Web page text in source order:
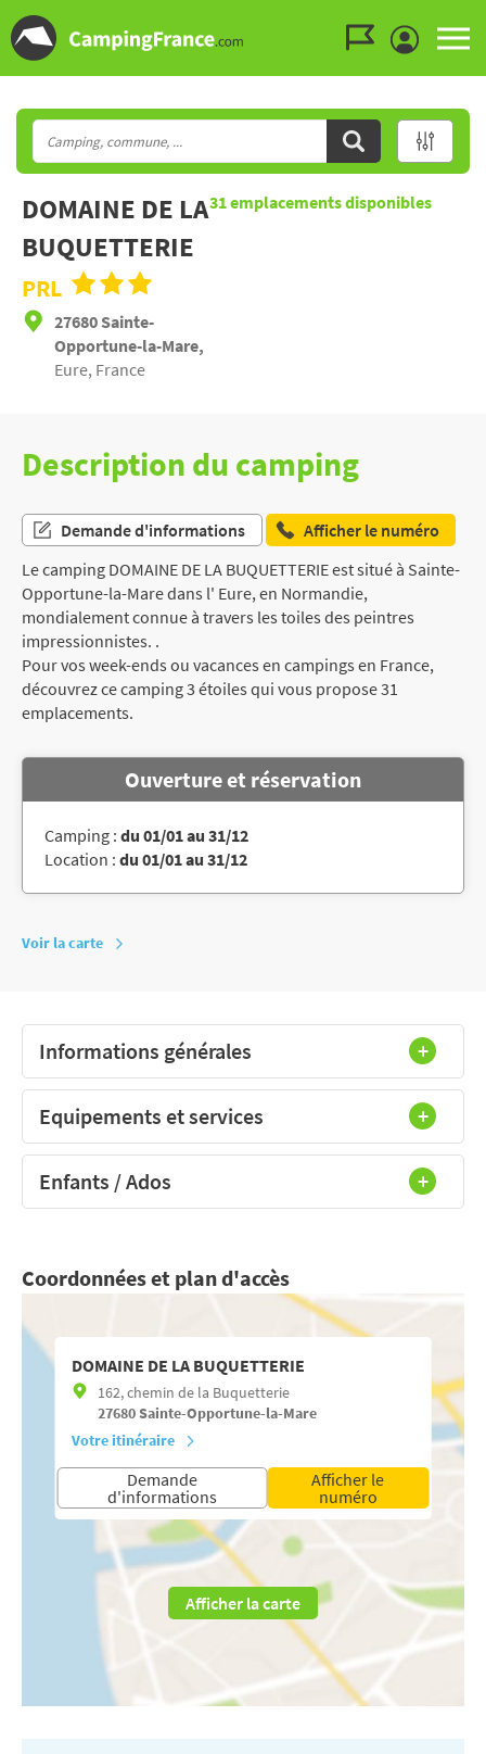
DOMAINE DE LA
BUQUETTERIE
PRL
27680 Sainte-
Opportune-la-Mare,
Eure, France
31emplacements disponibles
Description du camping
Demande d'informations
Afficher le numéro
Le camping DOMAINE DE LA BUQUETTERIE est situé à Sainte-
Opportune-la-Mare dans l' Eure, en Normandie,
mondialement connue à travers les toiles des peintres
impressionnistes. .
Pour vos week-ends ou vacances en campings en France,
découvrez ce camping 3 étoiles qui vous propose 31
emplacements.
Ouverture et réservation
Camping : du 01/01 au 31/12
Location : du 01/01 au 31/12
Voir la carte
Informations générales
Equipements et services
Enfants / Ados
Coordonnées et plan d'accès
DOMAINE DE LA BUQUETTERIE
162, chemin de la Buquetterie
27680Sainte-Opportune-la-Mare
Votre itinéraire
Demande
d'informations
Afficher le
numéro
Afficher la carte